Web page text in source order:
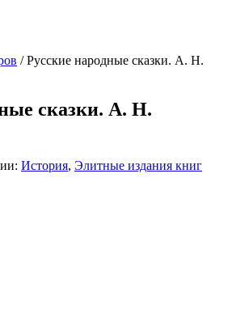
/Русские народные сказки. А. Н.
сказки. А. Н.
История, Элитные издания книг